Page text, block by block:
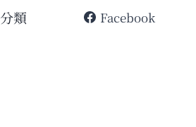
分類 Facebook